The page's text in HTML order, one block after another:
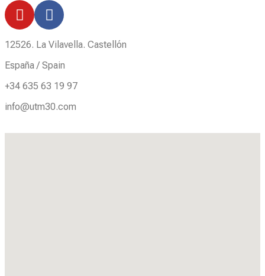
12526. La Vilavella. Castellón
España / Spain
+34 635 63 19 97
info@utm30.com